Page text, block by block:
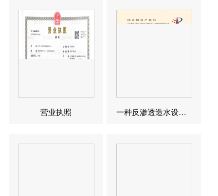
营业执照 一种反渗透造水设备发明专利